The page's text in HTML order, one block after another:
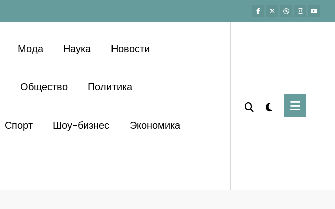
Мода Наука Новости
Общество Политика
Спорт Шоу-бизнес Экономика